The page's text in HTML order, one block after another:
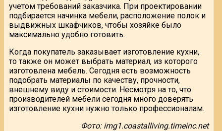
учетом требований заказчика. При проектировании
подбирается начинка мебели, расположение полок и
выдвижных шкафчиков, чтобы хозяйке было
максимально удобно готовить.
Когда покупатель заказывает изготовление кухни,
то также он может выбрать материал, из которого
изготовлена мебель. Сегодня есть возможность
подобрать материалы по качеству, прочности,
внешнему виду и стоимости. Несмотря на то, что
производителей мебели сегодня много доверять
изготовление кухни нужно только профессионалам.
Фото: img1.coastalliving.timeinc.net